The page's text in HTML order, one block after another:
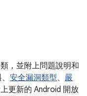
，並附上問題說明和
安全漏洞類型、 嚴
更新的 Android 開放